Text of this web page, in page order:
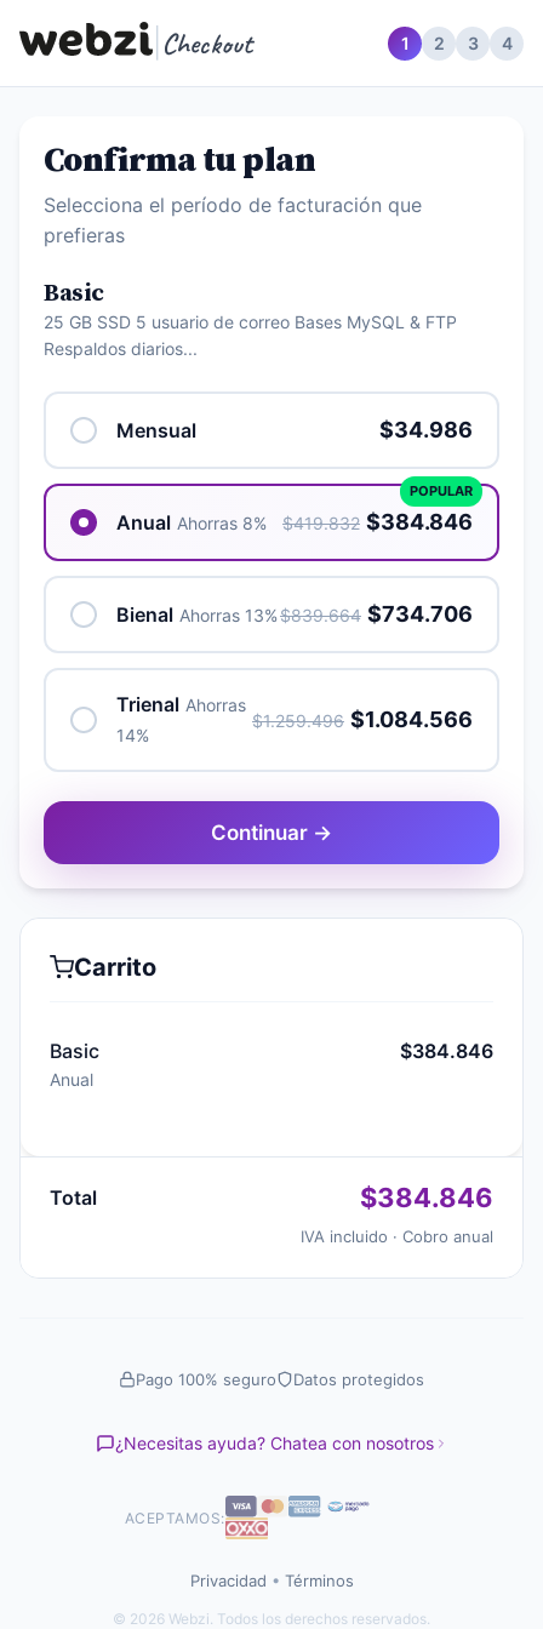
Checkout 1 2 3 4
Confirma tu plan
Selecciona el período de facturación que
prefieras
Basic
25 GB SSD 5 usuario de correo Bases MySQL & FTP
Respaldos diarios...
Mensual $34.986
Anual Ahorras 8% $419.832 $384.846
POPULAR
Bienal Ahorras 13%$839.664 $734.706
Trienal Ahorras
14%
$1.259.496 $1.084.566
Continuar →
Carrito
Basic
Anual
$384.846
Total $384.846
IVA incluido · Cobro anual
Pago 100% seguro Datos protegidos
¿Necesitas ayuda? Chatea con nosotros
ACEPTAMOS:
Privacidad • Términos
© 2026 Webzi. Todos los derechos reservados.